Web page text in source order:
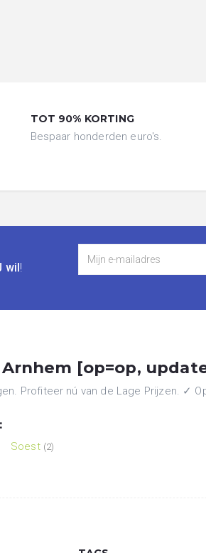
TOT 90% KORTING
Bespaar honderden euro's.
wil !
[op=op,
Profiteer nú van de Lage Prijzen. ✓
Soest (2)